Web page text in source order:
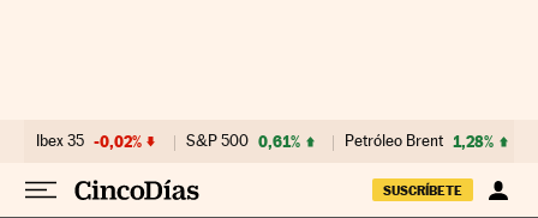
Ibex 35 -0,02% S&P 500 0,61% Petróleo Brent 1,28%
SUSCRÍBETE